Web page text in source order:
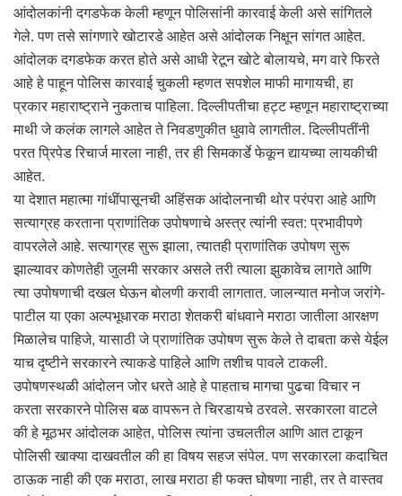
आंदोलकांनी दगडफेक केली म्हणून पोलिसांनी कारवाई केली असे सांगितले
गेले. पण तसे सांगणारे खोटारडे आहेत असे आंदोलक निक्षून सांगत आहेत.
आंदोलक दगडफेक करत होते असे आधी रेटून खोटे बोलायचे, मग वारे फिरते
आहे हे पाहून पोलिस कारवाई चुकली म्हणत सपशेल माफी मागायची, हा
प्रकार महाराष्ट्राने नुकताच पाहिला. दिल्लीपतीचा हट्ट म्हणून महाराष्ट्राच्या
माथी जे कलंक लागले आहेत ते निवडणुकीत धुवावे लागतील. दिल्लीपतींनी
परत प्रिपेड रिचार्ज मारला नाही, तर ही सिमकार्डे फेकून द्यायच्या लायकीची
आहेत.
या देशात महात्मा गांधींपासूनची अहिंसक आंदोलनाची थोर परंपरा आहे आणि
सत्याग्रह करताना प्राणांतिक उपोषणाचे अस्त्र त्यांनी स्वत: प्रभावीपणे
वापरलेले आहे. सत्याग्रह सुरू झाला, त्यातही प्राणांतिक उपोषण सुरू
झाल्यावर कोणतेही जुलमी सरकार असले तरी त्याला झुकावेच लागते आणि
त्या उपोषणाची दखल घेऊन बोलणी करावी लागतात. जालन्यात मनोज जरांगे-
पाटील या एका अल्पभूधारक मराठा शेतकरी बांधवाने मराठा जातीला आरक्षण
मिळालेच पाहिजे, यासाठी जे प्राणांतिक उपोषण सुरू केले ते दाबता कसे येईल
याच दृष्टीने सरकारने त्याकडे पाहिले आणि तशीच पावले टाकली.
उपोषणस्थळी आंदोलन जोर धरते आहे हे पाहताच मागचा पुढचा विचार न
करता सरकारने पोलिस बळ वापरून ते चिरडायचे ठरवले. सरकारला वाटले
की हे मूठभर आंदोलक आहेत, पोलिस त्यांना उचलतील आणि आत टाकून
पोलिसी खाक्या दाखवतील की हा विषय सहज संपेल. पण सरकारला कदाचित
ठाऊक नाही की एक मराठा, लाख मराठा ही फक्त घोषणा नाही, तर ते वास्तव